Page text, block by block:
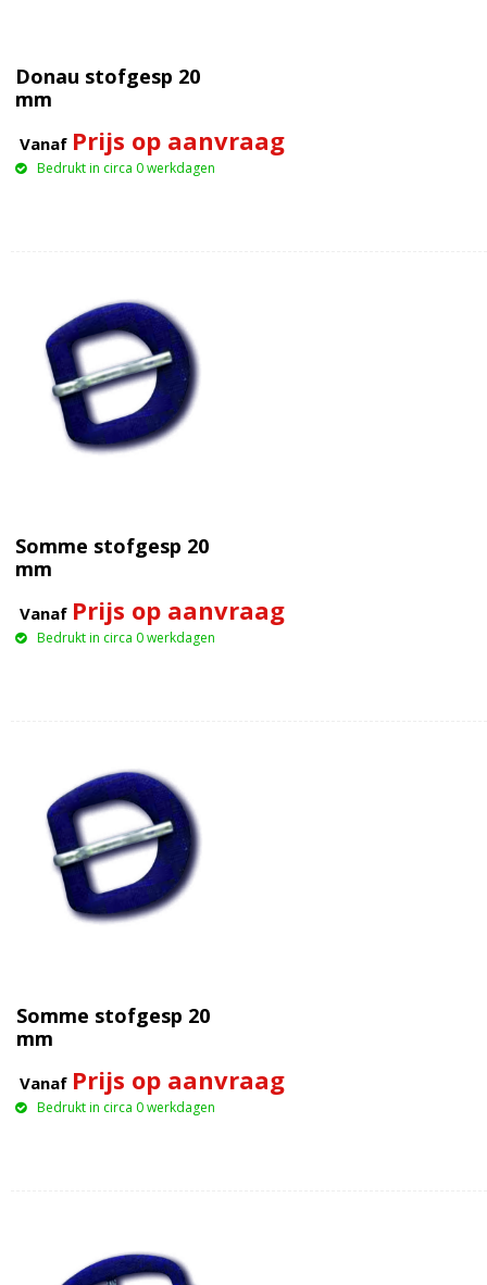
Donau stofgesp 20
mm
Vanaf Prijs op aanvraag
Bedrukt in circa 0 werkdagen
Somme stofgesp 20
mm
Vanaf Prijs op aanvraag
Bedrukt in circa 0 werkdagen
Somme stofgesp 20
mm
Vanaf Prijs op aanvraag
Bedrukt in circa 0 werkdagen